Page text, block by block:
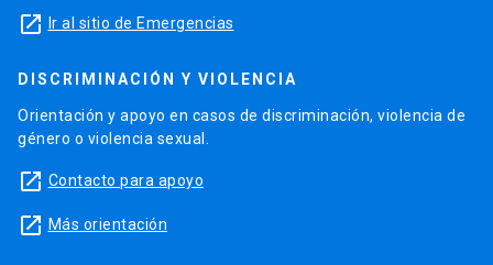
launch Ir al sitio de Emergencias
DISCRIMINACIÓN Y VIOLENCIA
Orientación y apoyo en casos de discriminación, violencia de
género o violencia sexual.
launch Contacto para apoyo
launch Más orientación